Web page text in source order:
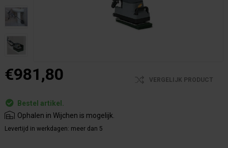
€981,80 VERGELIJK PRODUCT
Bestel artikel.
Ophalen in Wijchen is mogelijk.
Levertijd in werkdagen: meer dan 5